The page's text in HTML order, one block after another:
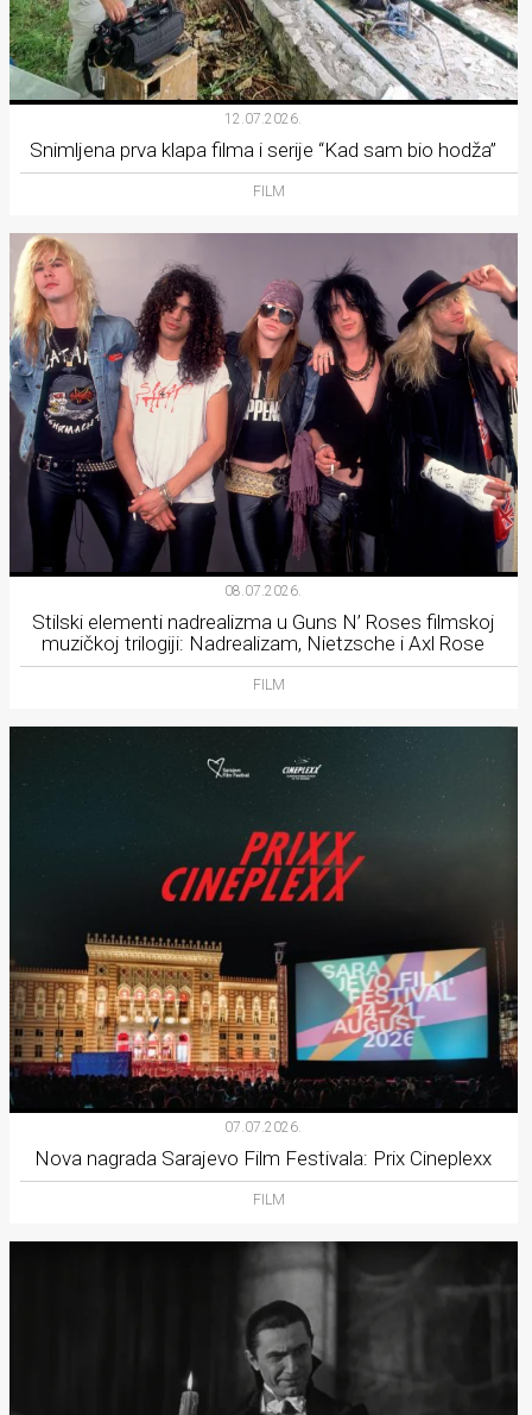
12.07.2026.
Snimljena prva klapa filma i serije “Kad sam bio hodža”
FILM
08.07.2026.
Stilski elementi nadrealizma u Guns N’ Roses filmskoj
muzičkoj trilogiji: Nadrealizam, Nietzsche i Axl Rose
FILM
07.07.2026.
Nova nagrada Sarajevo Film Festivala: Prix Cineplexx
FILM